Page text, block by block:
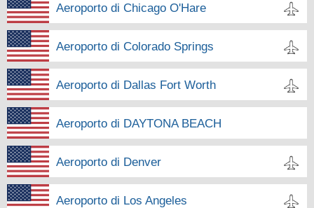
Aeroporto di Chicago O'Hare
Aeroporto di Colorado Springs
Aeroporto di Dallas Fort Worth
Aeroporto di DAYTONA BEACH
Aeroporto di Denver
Aeroporto di Los Angeles